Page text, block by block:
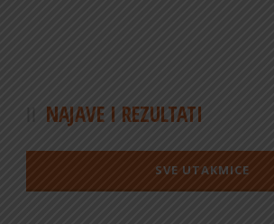
NAJAVE I REZULTATI
SVE UTAKMICE